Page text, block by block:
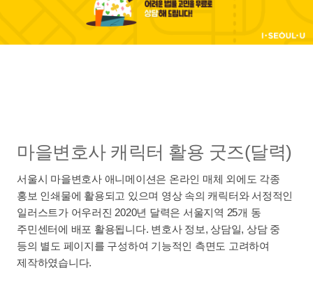
마을변호사 캐릭터 활용 굿즈(달력)
서울시 마을변호사 애니메이션은 온라인 매체 외에도 각종
홍보 인쇄물에 활용되고 있으며 영상 속의 캐릭터와 서정적인
일러스트가 어우러진 2020년 달력은 서울지역 25개 동
주민센터에 배포 활용됩니다. 변호사 정보, 상담일, 상담 중
등의 별도 페이지를 구성하여 기능적인 측면도 고려하여
제작하였습니다.